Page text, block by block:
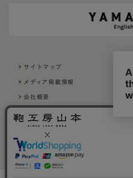
［残り僅か］
お早目に！
サイトマップ
メディア掲載情報
会社概要
Copyrights（C） Kabankobo